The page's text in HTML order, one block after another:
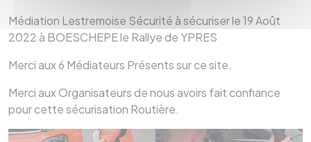
Médiation Lestremoise Sécurité à sécuriser le 19 Août
2022 à BOESCHEPE le Rallye de YPRES
Merci aux 6 Médiateurs Présents sur ce site.
Merci aux Organisateurs de nous avoirs fait confiance
pour cette sécurisation Routière.